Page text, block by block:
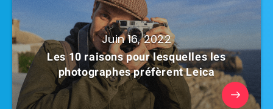
Juin 16, 2022
Les 10 raisons pour lesquelles les
photographes préfèrent Leica